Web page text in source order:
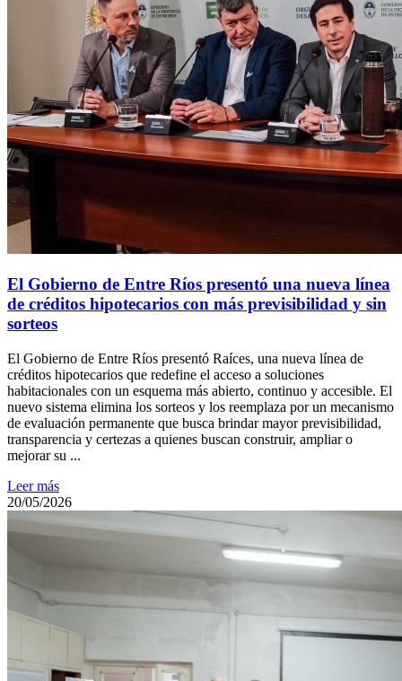
El Gobierno de Entre Ríos presentó una nueva línea
de créditos hipotecarios con más previsibilidad y sin
sorteos
El Gobierno de Entre Ríos presentó Raíces, una nueva línea de
créditos hipotecarios que redefine el acceso a soluciones
habitacionales con un esquema más abierto, continuo y accesible. El
nuevo sistema elimina los sorteos y los reemplaza por un mecanismo
de evaluación permanente que busca brindar mayor previsibilidad,
transparencia y certezas a quienes buscan construir, ampliar o
mejorar su ...
Leer más
20/05/2026